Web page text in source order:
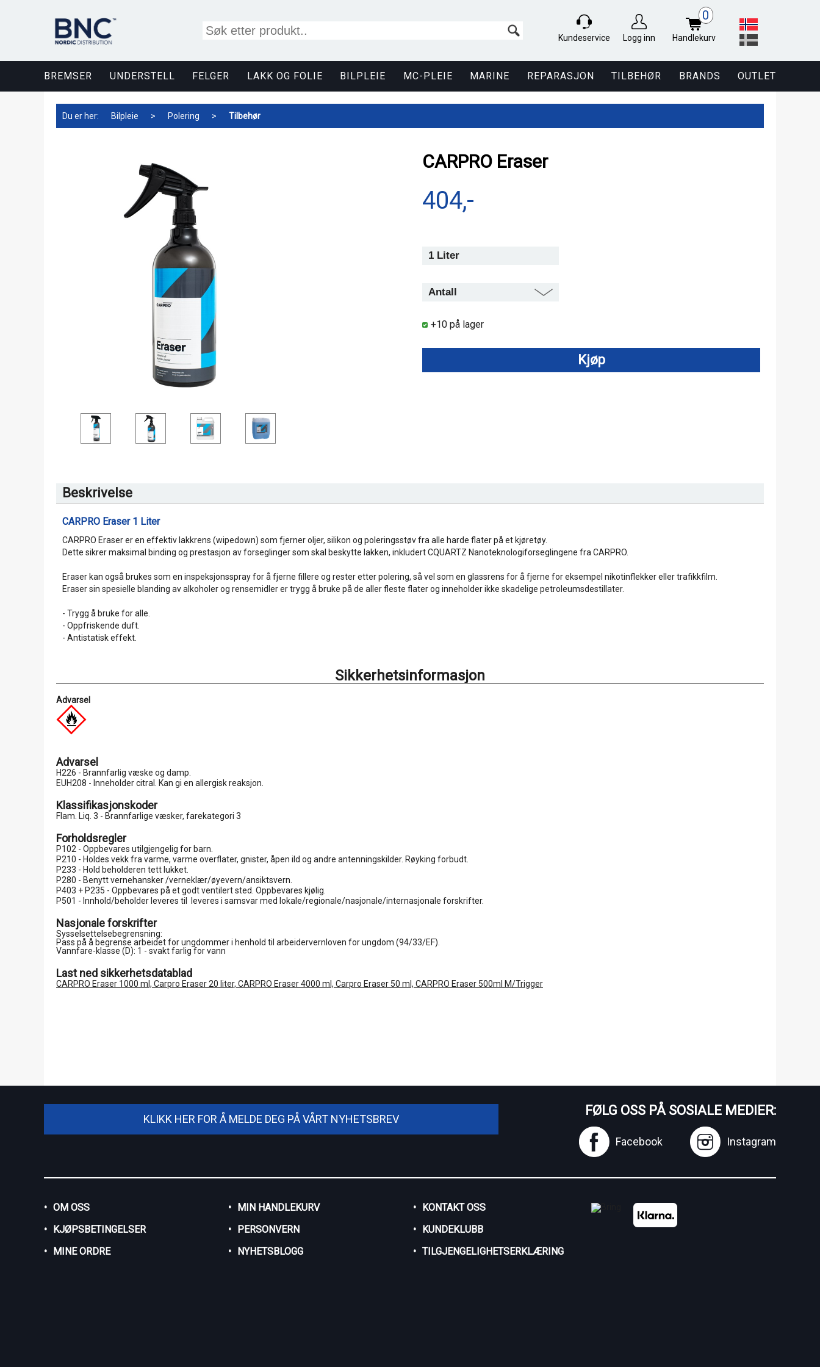
Kundeservice Logg inn
0
Handlekurv
BREMSER UNDERSTELL FELGER LAKK OG FOLIE BILPLEIE MC-PLEIE MARINE REPARASJON TILBEHØR BRANDS OUTLET
Du er her: Bilpleie > Polering > Tilbehør
CARPRO Eraser
404,-
+10 på lager
Kjøp
Beskrivelse
CARPRO Eraser 1 Liter
CARPRO Eraser er en effektiv lakkrens (wipedown) som fjerner oljer, silikon og poleringsstøv fra alle harde flater på et kjøretøy.
Dette sikrer maksimal binding og prestasjon av forseglinger som skal beskytte lakken, inkludert CQUARTZ Nanoteknologiforseglingene fra CARPRO.
Eraser kan også brukes som en inspeksjonsspray for å fjerne fillere og rester etter polering, så vel som en glassrens for å fjerne for eksempel nikotinflekker eller trafikkfilm.
Eraser sin spesielle blanding av alkoholer og rensemidler er trygg å bruke på de aller fleste flater og inneholder ikke skadelige petroleumsdestillater.
- Trygg å bruke for alle.
- Oppfriskende duft.
- Antistatisk effekt.
Sikkerhetsinformasjon
Advarsel
Advarsel
H226 - Brannfarlig væske og damp.
EUH208 - Inneholder citral. Kan gi en allergisk reaksjon.
Klassifikasjonskoder
Flam. Liq. 3 - Brannfarlige væsker, farekategori 3
Forholdsregler
P102 - Oppbevares utilgjengelig for barn.
P210 - Holdes vekk fra varme, varme overflater, gnister, åpen ild og andre antenningskilder. Røyking forbudt.
P233 - Hold beholderen tett lukket.
P280 - Benytt vernehansker /verneklær/øyevern/ansiktsvern.
P403 + P235 - Oppbevares på et godt ventilert sted. Oppbevares kjølig.
P501 - Innhold/beholder leveres til leveres i samsvar med lokale/regionale/nasjonale/internasjonale forskrifter.
Nasjonale forskrifter
Sysselsettelsebegrensning:
Pass på å begrense arbeidet for ungdommer i henhold til arbeidervernloven for ungdom (94/33/EF).
Vannfare-klasse (D): 1 - svakt farlig for vann
Last ned sikkerhetsdatablad
CARPRO Eraser 1000 ml, Carpro Eraser 20 liter, CARPRO Eraser 4000 ml, Carpro Eraser 50 ml, CARPRO Eraser 500ml M/Trigger
KLIKK HER FOR Å MELDE DEG PÅ VÅRT NYHETSBREV
FØLG OSS PÅ SOSIALE MEDIER:
Facebook Instagram
OM OSS
KJØPSBETINGELSER
MINE ORDRE
MIN HANDLEKURV
PERSONVERN
NYHETSBLOGG
KONTAKT OSS
KUNDEKLUBB
TILGJENGELIGHETSERKLÆRING